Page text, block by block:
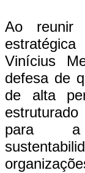
Ao reunir
Vinícius
defesa de
de alta
para a